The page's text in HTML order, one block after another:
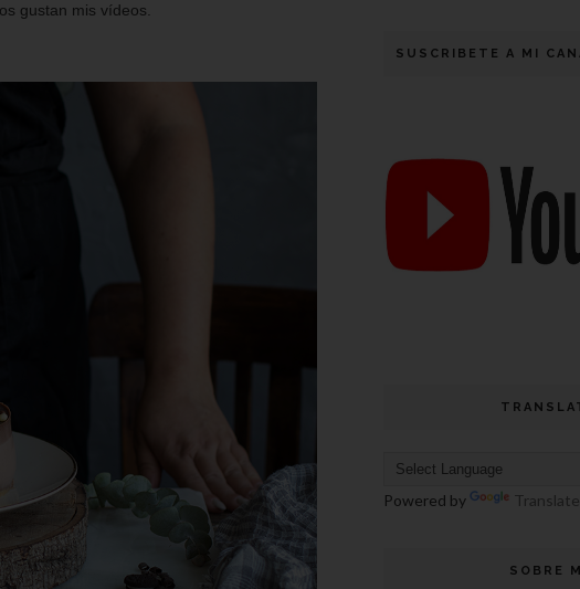
gustan mis vídeos.
SUSCRIBETE A MI
Powered by Translate
SOBRE